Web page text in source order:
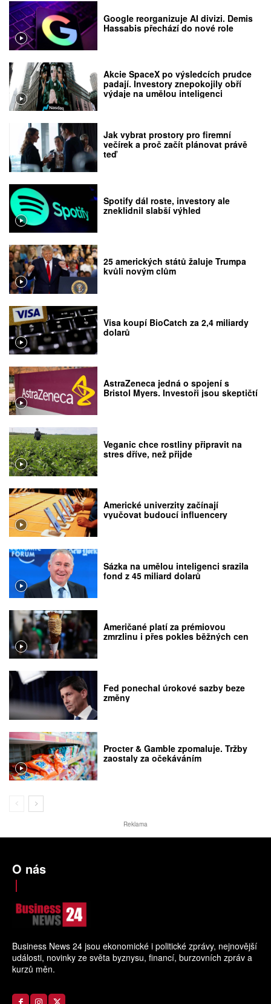
Google reorganizuje AI divizi. Demis
Hassabis přechází do nové role
Akcie SpaceX po výsledcích prudce
padají. Investory znepokojily obří
výdaje na umělou inteligenci
Jak vybrat prostory pro firemní
večírek a proč začít plánovat právě
teď
Spotify dál roste, investory ale
zneklidnil slabší výhled
25 amerických států žaluje Trumpa
kvůli novým clům
Visa koupí BioCatch za 2,4 miliardy
dolarů
AstraZeneca jedná o spojení s
Bristol Myers. Investoři jsou skeptičtí
Veganic chce rostliny připravit na
stres dříve, než přijde
Americké univerzity začínají
vyučovat budoucí influencery
Sázka na umělou inteligenci srazila
fond z 45 miliard dolarů
Američané platí za prémiovou
zmrzlinu i přes pokles běžných cen
Fed ponechal úrokové sazby beze
změny
Procter & Gamble zpomaluje. Tržby
zaostaly za očekáváním
Reklama
O nás
Business News 24 jsou ekonomické i politické zprávy, nejnovější
události, novinky ze světa byznysu, financí, burzovních zpráv a
kurzů měn.